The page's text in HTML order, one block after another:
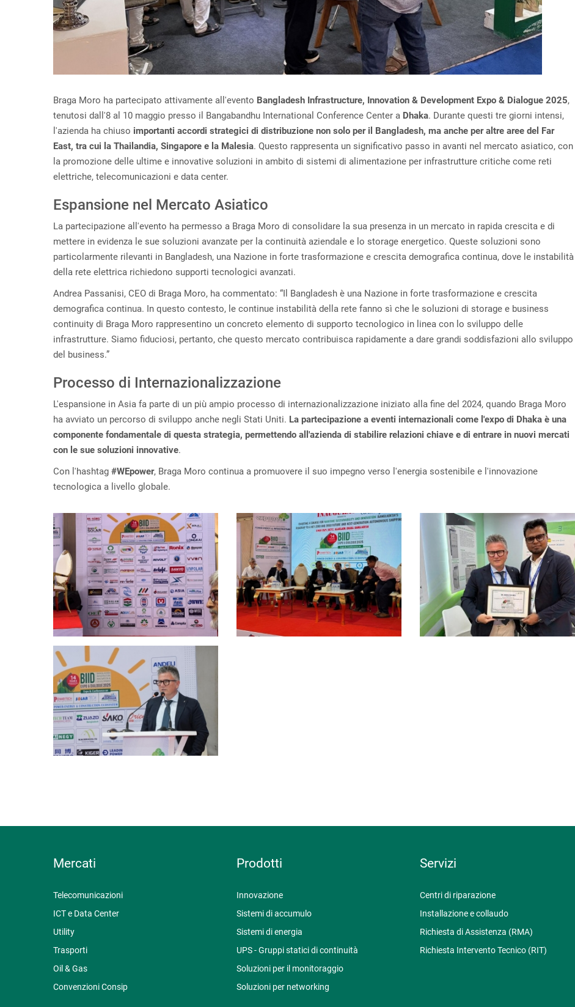
Braga Moro ha partecipato attivamente all'evento Bangladesh Infrastructure, Innovation & Development Expo & Dialogue 2025,
tenutosi dall'8 al 10 maggio presso il Bangabandhu International Conference Center a Dhaka. Durante questi tre giorni intensi,
l'azienda ha chiuso importanti accordi strategici di distribuzione non solo per il Bangladesh, ma anche per altre aree del Far
East, tra cui la Thailandia, Singapore e la Malesia. Questo rappresenta un significativo passo in avanti nel mercato asiatico, con
la promozione delle ultime e innovative soluzioni in ambito di sistemi di alimentazione per infrastrutture critiche come reti
elettriche, telecomunicazioni e data center.
Espansione nel Mercato Asiatico
La partecipazione all'evento ha permesso a Braga Moro di consolidare la sua presenza in un mercato in rapida crescita e di
mettere in evidenza le sue soluzioni avanzate per la continuità aziendale e lo storage energetico. Queste soluzioni sono
particolarmente rilevanti in Bangladesh, una Nazione in forte trasformazione e crescita demografica continua, dove le instabilità
della rete elettrica richiedono supporti tecnologici avanzati.
Andrea Passanisi, CEO di Braga Moro, ha commentato: “Il Bangladesh è una Nazione in forte trasformazione e crescita
demografica continua. In questo contesto, le continue instabilità della rete fanno sì che le soluzioni di storage e business
continuity di Braga Moro rappresentino un concreto elemento di supporto tecnologico in linea con lo sviluppo delle
infrastrutture. Siamo fiduciosi, pertanto, che questo mercato contribuisca rapidamente a dare grandi soddisfazioni allo sviluppo
del business.”
Processo di Internazionalizzazione
L'espansione in Asia fa parte di un più ampio processo di internazionalizzazione iniziato alla fine del 2024, quando Braga Moro
ha avviato un percorso di sviluppo anche negli Stati Uniti. La partecipazione a eventi internazionali come l'expo di Dhaka è una
componente fondamentale di questa strategia, permettendo all'azienda di stabilire relazioni chiave e di entrare in nuovi mercati
con le sue soluzioni innovative.
Con l'hashtag #WEpower, Braga Moro continua a promuovere il suo impegno verso l'energia sostenibile e l'innovazione
tecnologica a livello globale.
Mercati
Telecomunicazioni
ICT e Data Center
Utility
Trasporti
Oil & Gas
Convenzioni Consip
Prodotti
Innovazione
Sistemi di accumulo
Sistemi di energia
UPS - Gruppi statici di continuità
Soluzioni per il monitoraggio
Soluzioni per networking
Servizi
Centri di riparazione
Installazione e collaudo
Richiesta di Assistenza (RMA)
Richiesta Intervento Tecnico (RIT)